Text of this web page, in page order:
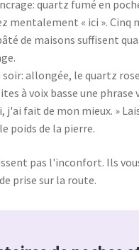
quartz fumé en
mentalement « ici ». Cinq
de maisons suffisent
soir: allongée, le quartz
à voix basse une phrase
j'ai fait de mon mieux. »
poids de la pierre.
pas l'inconfort. Ils
prise sur la route.